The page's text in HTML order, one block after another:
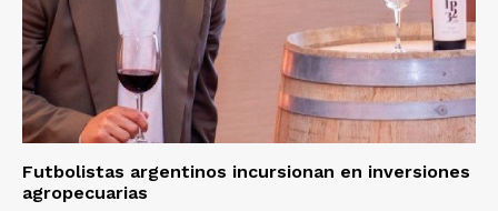
Futbolistas argentinos incursionan en inversiones
agropecuarias